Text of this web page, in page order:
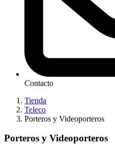
Contacto
Tienda
Teleco
Porteros y Videoporteros
Porteros y Videoporteros